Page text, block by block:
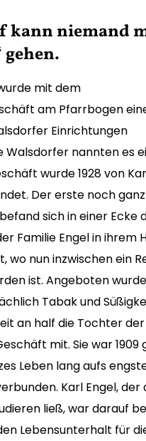
kann niemand
gehen.
mit dem
am Pfarrbogen
Einrichtungen
Walsdorfer nannten es
wurde 1928 von
Der erste noch ganz
sich in einer Ecke
Familie Engel in ihrem
wo nun inzwischen ein
ist. Angeboten
Tabak und
an half die Tochter
mit. Sie war 1909
Leben lang aufs
Karl Engel, der
ließ, war darauf
Lebensunterhalt für